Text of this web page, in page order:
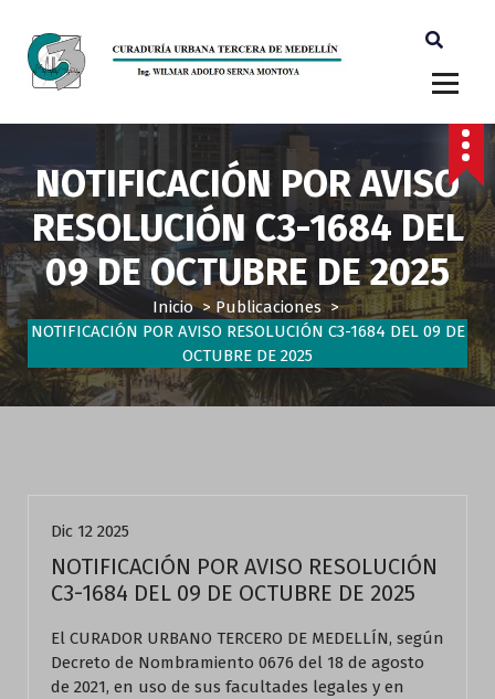
NOTIFICACIÓN POR AVISO
RESOLUCIÓN C3-1684 DEL
09 DE OCTUBRE DE 2025
Inicio> Publicaciones>
NOTIFICACIÓN POR AVISO RESOLUCIÓN C3-1684 DEL 09 DE
OCTUBRE DE 2025
Dic 12 2025
NOTIFICACIÓN POR AVISO RESOLUCIÓN
C3-1684 DEL 09 DE OCTUBRE DE 2025
El CURADOR URBANO TERCERO DE MEDELLÍN, según
Decreto de Nombramiento 0676 del 18 de agosto
de 2021, en uso de sus facultades legales y en